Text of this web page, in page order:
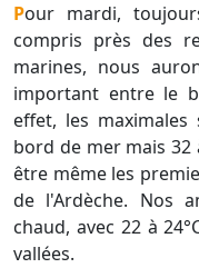
Pour mardi, toujours du soleil en toutes zones, y
compris près des
marines, nous
important entre le
effet, les
bord de mer mais 32
être même les
de l'Ardèche. Nos
chaud, avec 22 à
vallées.